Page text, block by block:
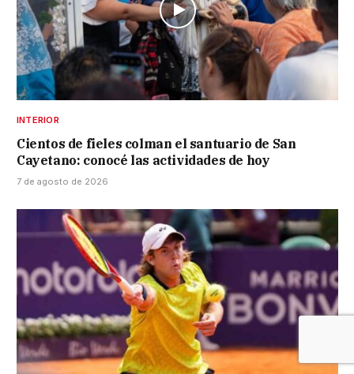
INTERIOR
Cientos de fieles colman el santuario de San
Cayetano: conocé las actividades de hoy
7 de agosto de 2026